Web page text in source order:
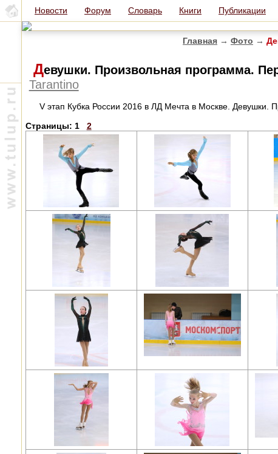
Новости Форум Словарь Книги Публикации
Главная → Фото →
Девушки. Произвольная программа.
Tarantino
V этап Кубка России 2016 в ЛД Мечта в Москве. Девушки.
Страницы: 1 2